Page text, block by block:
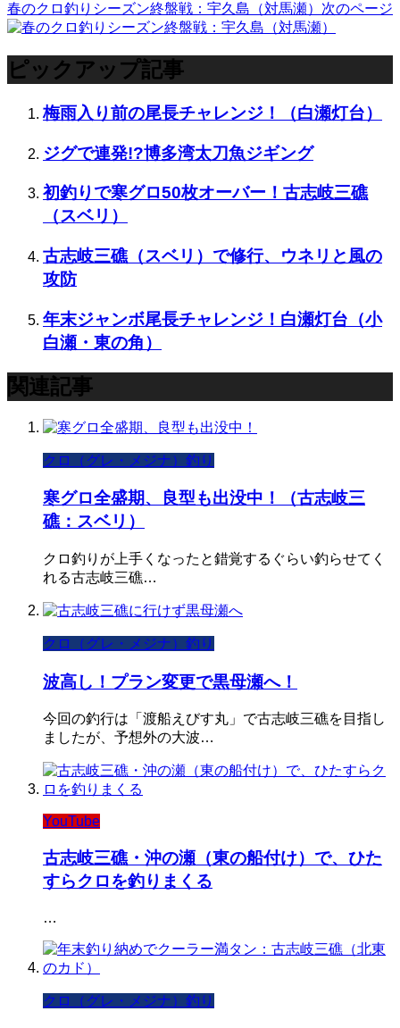
春のクロ釣りシーズン終盤戦：宇久島（対馬瀬） 次のページ
ピックアップ記事
梅雨入り前の尾長チャレンジ！（白瀬灯台）
ジグで連発!?博多湾太刀魚ジギング
初釣りで寒グロ50枚オーバー！古志岐三礁
（スベリ）
古志岐三礁（スベリ）で修行、ウネリと風の
攻防
年末ジャンボ尾長チャレンジ！白瀬灯台（小
白瀬・東の角）
関連記事
クロ（グレ・メジナ）釣り
寒グロ全盛期、良型も出没中！（古志岐三
礁：スベリ）
クロ釣りが上手くなったと錯覚するぐらい釣らせてく
れる古志岐三礁…
クロ（グレ・メジナ）釣り
波高し！プラン変更で黒母瀬へ！
今回の釣行は「渡船えびす丸」で古志岐三礁を目指し
ましたが、予想外の大波…
YouTube
古志岐三礁・沖の瀬（東の船付け）で、ひた
すらクロを釣りまくる
…
クロ（グレ・メジナ）釣り